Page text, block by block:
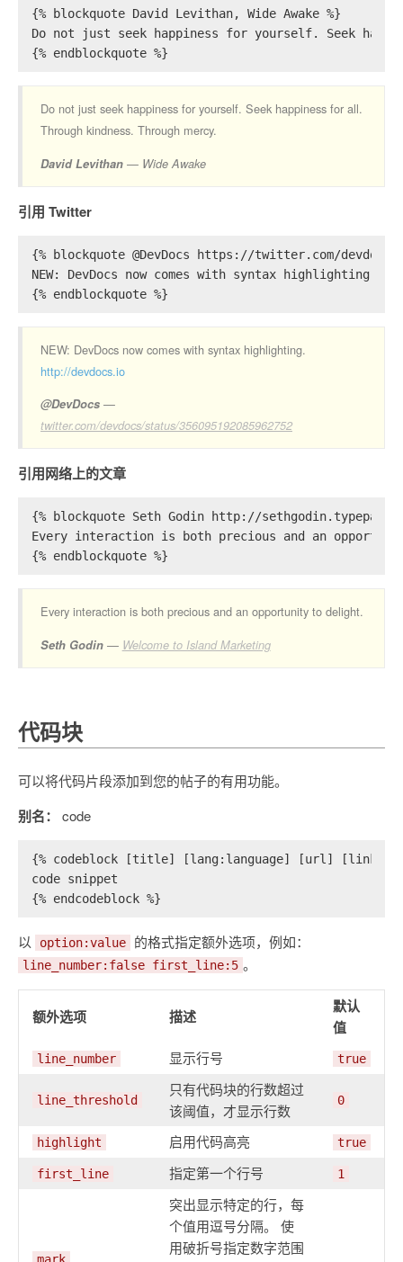
{% blockquote David Levithan, Wide Awake %}
Do not just seek happiness for yourself. Seek
{% endblockquote %}
Do not just seek happiness for yourself. Seek happiness for all.
Through kindness. Through mercy.
David Levithan Wide Awake
引用 Twitter
{% blockquote @DevDocs https://twitter.com/devdocs/
NEW: DevDocs now comes with syntax highlighting.
{% endblockquote %}
NEW: DevDocs now comes with syntax highlighting.
http://devdocs.io
@DevDocs
twitter.com/devdocs/status/356095192085962752
引用网络上的文章
{% blockquote Seth Godin http://
Every interaction is both precious and an
{% endblockquote %}
Every interaction is both precious and an opportunity to delight.
Seth Godin Welcome to Island Marketing
代码块
可以将代码片段添加到您的帖子的有用功能。
别名： code
{% codeblock [title] [lang:language] [url] [link
code snippet
{% endcodeblock %}
以 option:value 的格式指定额外选项，例如：
line_number:false first_line:5 。
额外选项 描述
默认
值
line_number 显示行号 true
line_threshold
只有代码块的行数超过
该阈值，才显示行数
0
highlight 启用代码高亮 true
first_line 指定第一个行号 1
突出显示特定的行，每
个值用逗号分隔。 使
用破折号指定数字范围